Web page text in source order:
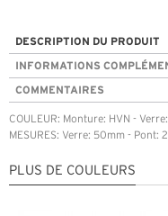
DESCRIPTION DU PRODUIT
INFORMATIONS
COMMENTAIRES
COULEUR: Monture: HVN -
MESURES: Verre: 50mm - Pont:
PLUS DE COULEURS